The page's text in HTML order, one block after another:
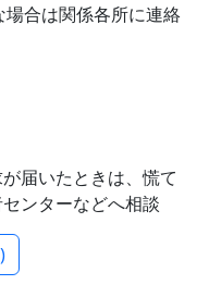
場合は関係各所に連絡
届いたときは、慌て
ンターなどへ相談